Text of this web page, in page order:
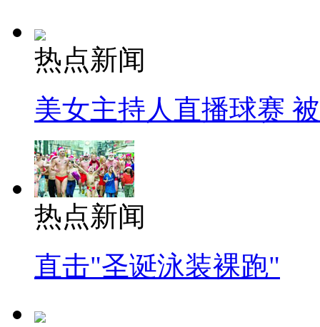
热点新闻
美女主持人直播球赛
热点新闻
直击"圣诞泳装裸跑"